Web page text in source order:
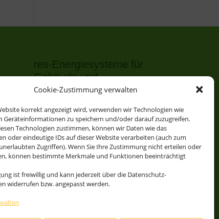
Cookie-Zustimmung verwalten
korrekt angezeigt wird, verwenden wir Technologien wie
Geräteinformationen zu speichern und/oder darauf zuzugreifen.
Technologien zustimmen, können wir Daten wie das
oder eindeutige IDs auf dieser Website verarbeiten (auch zum
Zugriffen). Wenn Sie Ihre Zustimmung nicht erteilen oder
können bestimmte Merkmale und Funktionen beeinträchtigt
ist freiwillig und kann jederzeit über die Datenschutz-
widerrufen bzw. angepasst werden.
res-Energiesysteme für
Gebäude und
Schwimmbäder
res-solSupport bivalent plus WP
res-solAutark terra / ice
res-solAutark air Luft-WP
res-solAutark multiQ Eis/Erde
Solare Schwimmbadheizung CO2-
frei res-solAutark Pool